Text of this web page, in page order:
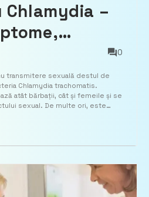
–
0
transmitere sexuală destul de
Chlamydia trachomatis.
atât bărbații, cât și femeile și se
sexual. De multe ori, este
ori simptome de ti...